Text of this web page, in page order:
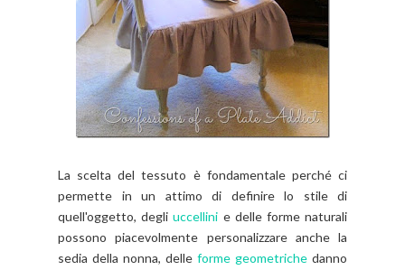
La scelta del tessuto è fondamentale perché ci
permette in un attimo di definire lo stile di
quell'oggetto, degliuccellini e delle forme naturali
possono piacevolmente personalizzare anche la
sedia della nonna, delle forme geometriche danno